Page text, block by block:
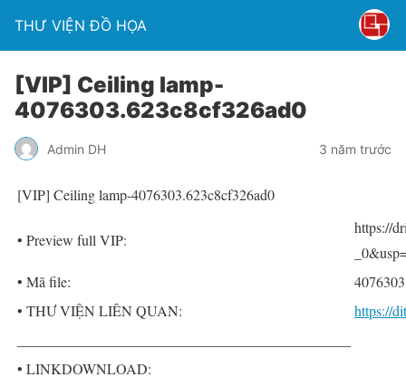
THƯ VIỆN ĐỒ HỌA
[VIP] Ceiling lamp-
4076303.623c8cf326ad0
Admin DH 3 năm trước
[VIP] Ceiling lamp-4076303.623c8cf326ad0
• Preview full VIP:
https://
• Mã file:
• THƯ VIỆN LIÊN QUAN:
https://
• LINKDOWNLOAD: